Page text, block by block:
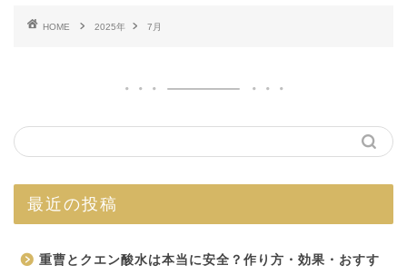
HOME 2025年 7月
最近の投稿
重曹とクエン酸水は本当に安全？作り方・効果・おすす